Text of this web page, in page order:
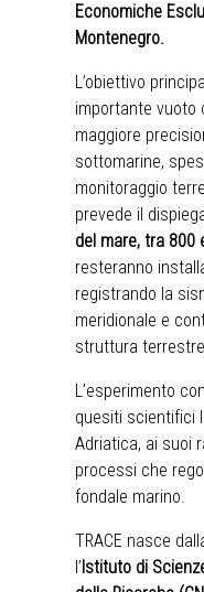
Economiche
Montenegro.
L’obiettivo
importante vuoto
maggiore
sottomarine,
monitoraggio
prevede il
del mare, tra 800
resteranno
registrando la
meridionale e
struttura
L’esperimento
quesiti scientifici
Adriatica, ai suoi
processi che
fondale marino.
TRACE nasce
l’Istituto di